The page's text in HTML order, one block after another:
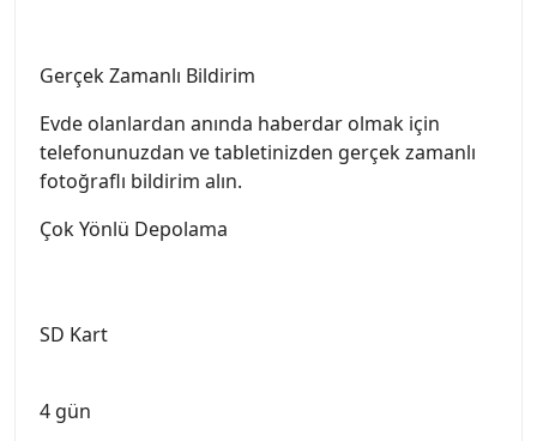
Gerçek Zamanlı Bildirim
Evde olanlardan anında haberdar olmak için
telefonunuzdan ve tabletinizden gerçek zamanlı
fotoğraflı bildirim alın.
Çok Yönlü Depolama
SD Kart
4 gün